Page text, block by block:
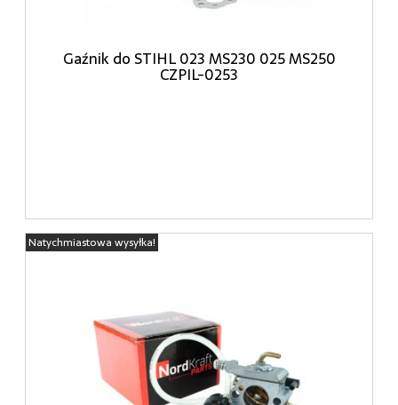
Gaźnik do STIHL 023 MS230 025 MS250
CZPIL-0253
Natychmiastowa wysyłka!